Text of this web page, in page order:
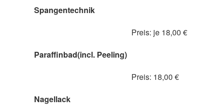
Spangentechnik
Preis: je 18,00 €
Paraffinbad(incl. Peeling)
Preis: 18,00 €
Nagellack